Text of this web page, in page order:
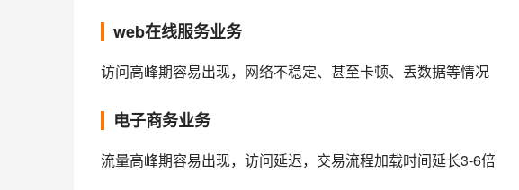
web在线服务业务
访问高峰期容易出现，网络不稳定、甚至卡顿、丢数据等情况
电子商务业务
流量高峰期容易出现，访问延迟，交易流程加载时间延长3-6倍